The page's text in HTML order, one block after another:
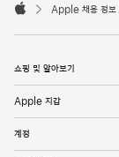
o
e

p
l
Apple 채용 정보
쇼핑 및 알아보기
Apple 지갑
계정